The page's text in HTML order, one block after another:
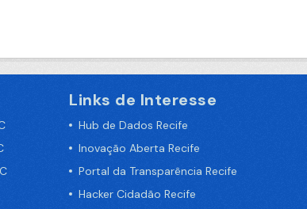
Links de Interesse
Hub de Dados Recife
Inovação Aberta Recife
Portal da Transparência Recife
Hacker Cidadão Recife